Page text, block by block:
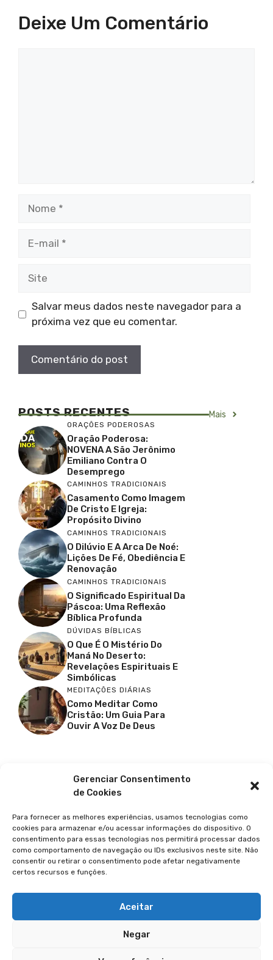
Gerenciar Consentimento
de Cookies
Para fornecer as melhores experiências, usamos tecnologias como
cookies para armazenar e/ou acessar informações do dispositivo. O
consentimento para essas tecnologias nos permitirá processar dados
como comportamento de navegação ou IDs exclusivos neste site. Não
consentir ou retirar o consentimento pode afetar negativamente
certos recursos e funções.
Aceitar
Negar
k
Deixe Um Comentário
Salvar meus dados neste navegador para a
próxima vez que eu comentar.
POSTS RECENTES Mais
ORAÇÕES PODEROSAS
Oração Poderosa:
NOVENA A São Jerônimo
Emiliano Contra O
Desemprego
CAMINHOS TRADICIONAIS
Casamento Como Imagem
De Cristo E Igreja:
Propósito Divino
CAMINHOS TRADICIONAIS
O Dilúvio E A Arca De Noé:
Lições De Fé, Obediência E
Renovação
CAMINHOS TRADICIONAIS
O Significado Espiritual Da
Páscoa: Uma Reflexão
Bíblica Profunda
DÚVIDAS BÍBLICAS
O Que É O Mistério Do
Maná No Deserto:
Revelações Espirituais E
Simbólicas
MEDITAÇÕES DIÁRIAS
Como Meditar Como
Cristão: Um Guia Para
Ouvir A Voz De Deus
Facebook
Youtube
Pinterest